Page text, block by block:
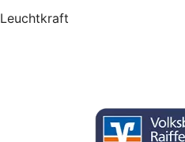
Leuchtkraft